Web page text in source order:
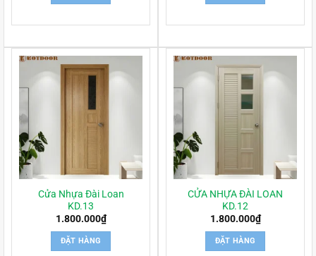
Cửa Nhựa Đài Loan
KD.13
1.800.000₫
ĐẶT HÀNG
CỬA NHỰA ĐÀI LOAN
KD.12
1.800.000₫
ĐẶT HÀNG